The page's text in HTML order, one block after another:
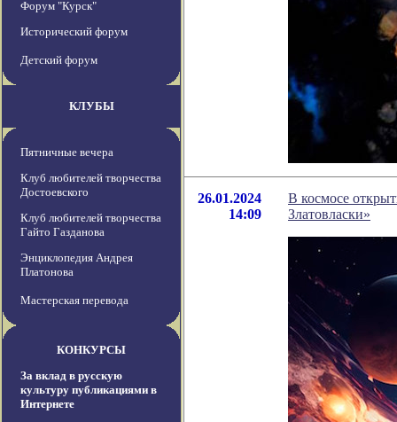
Форум "Курск"
Исторический форум
Детский форум
КЛУБЫ
Пятничные вечера
Клуб любителей творчества
Достоевского
Клуб любителей творчества
Гайто Газданова
Энциклопедия Андрея
Платонова
Мастерская перевода
КОНКУРСЫ
За вклад в русскую
культуру публикациями в
Интернете
26.01.2024
14:09
В космосе
Златовласки»